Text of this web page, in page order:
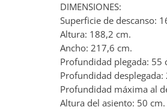
DIMENSIONES:
Superficie de descanso:
Altura: 188,2 cm.
Ancho: 217,6 cm.
Profundidad plegada: 55
Profundidad desplegada:
Profundidad máxima al
Altura del asiento: 50 cm.